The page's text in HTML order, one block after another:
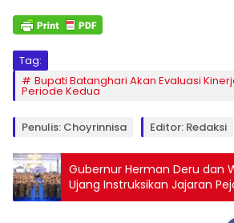
Tag:
Bupati Batanghari Akan Evaluasi
Periode Kedua
Penulis: Choyrinnisa Editor: Redaksi
Gubernur Herman Deru dan
Ujang Instruksikan Jajaran
Fokus Hasilkan Produk